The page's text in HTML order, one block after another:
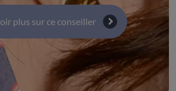
plus sur ce conseiller